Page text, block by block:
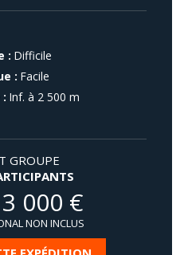
: Difficile
: Facile
Inf. à 2 500 m
GROUPE
000 €
NON INCLUS